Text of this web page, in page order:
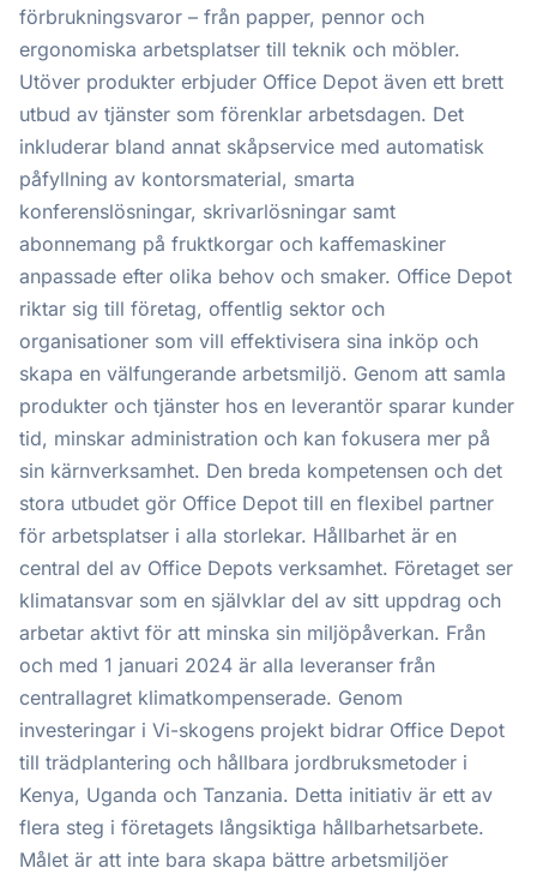
förbrukningsvaror – från papper, pennor och
ergonomiska arbetsplatser till teknik och möbler.
Utöver produkter erbjuder Office Depot även ett brett
utbud av tjänster som förenklar arbetsdagen. Det
inkluderar bland annat skåpservice med automatisk
påfyllning av kontorsmaterial, smarta
konferenslösningar, skrivarlösningar samt
abonnemang på fruktkorgar och kaffemaskiner
anpassade efter olika behov och smaker. Office Depot
riktar sig till företag, offentlig sektor och
organisationer som vill effektivisera sina inköp och
skapa en välfungerande arbetsmiljö. Genom att samla
produkter och tjänster hos en leverantör sparar kunder
tid, minskar administration och kan fokusera mer på
sin kärnverksamhet. Den breda kompetensen och det
stora utbudet gör Office Depot till en flexibel partner
för arbetsplatser i alla storlekar. Hållbarhet är en
central del av Office Depots verksamhet. Företaget ser
klimatansvar som en självklar del av sitt uppdrag och
arbetar aktivt för att minska sin miljöpåverkan. Från
och med 1 januari 2024 är alla leveranser från
centrallagret klimatkompenserade. Genom
investeringar i Vi-skogens projekt bidrar Office Depot
till trädplantering och hållbara jordbruksmetoder i
Kenya, Uganda och Tanzania. Detta initiativ är ett av
flera steg i företagets långsiktiga hållbarhetsarbete.
Målet är att inte bara skapa bättre arbetsmiljöer